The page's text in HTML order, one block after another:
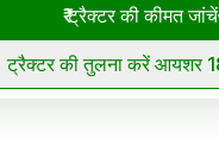
₹ट्रैक्टर की कीमत जांचें
ट्रैक्टर की तुलना करें आयशर